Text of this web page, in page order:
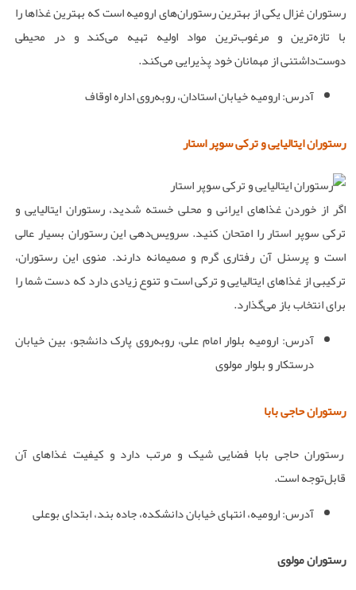
رستوران غزال یکی از بهترین رستوران‌های ارومیه است که بهترین غذاها را
با تازه‌ترین و مرغوب‌ترین مواد اولیه تهیه می‌کند و در محیطی
دوست‌داشتنی از مهمانان خود پذیرایی می‌کند.
آدرس: ارومیه خیابان استادان، رو‌به‌روی اداره اوقاف
رستوران ایتالیایی و ترکی سوپر استار
اگر از خوردن غذاهای ایرانی و محلی خسته شدید، رستوران ایتالیایی و
ترکی سوپر استار را امتحان کنید. سرویس‌دهی این رستوران بسیار عالی
است و پرسنل آن رفتاری گرم و صمیمانه دارند. منوی این رستوران،
ترکیبی از غذاهای ایتالیایی و ترکی است و تنوع زیادی دارد که دست شما را
برای انتخاب باز می‌گذارد.
آدرس: ارومیه بلوار امام علی، رو‌به‌روی پارک دانشجو، بین خیابان
درستکار و بلوار مولوی
رستوران حاجی بابا
رستوران حاجی بابا فضایی شیک و مرتب دارد و کیفیت غذاهای آن
قابل‌توجه است.
آدرس: ارومیه، انتهای خیابان دانشکده، جاده بند، ابتدای بوعلی
رستوران مولوی